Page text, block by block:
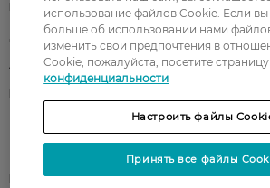
Детям
Волосы
Аксессуары
Клиентам
Правила и условия
использование файлов Cookie. Если вы
больше об использовании нами
изменить свои предпочтения в
Cookie, пожалуйста, посетите страницу
конфиденциальности
Настроить файлы
Принять все файлы